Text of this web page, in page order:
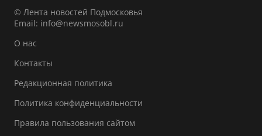
© Лента новостей Подмосковья
Email: info@newsmosobl.ru
О нас
Контакты
Редакционная политика
Политика конфиденциальности
Правила пользования сайтом